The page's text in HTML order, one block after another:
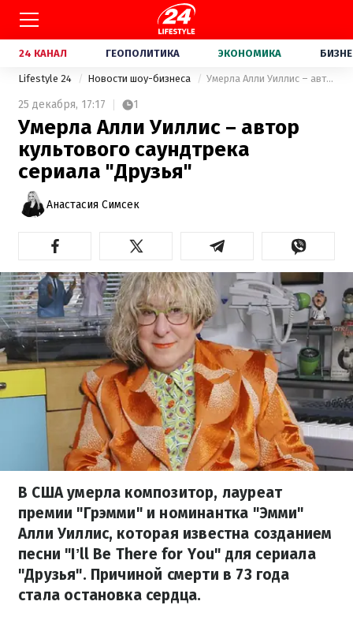
24 КАНАЛ ГЕОПОЛИТИКА ЭКОНОМИКА
Lifestyle 24 Новости шоу-бизнеса Умерла Алли Уиллис – автор культового саундтрека сериала "Друзья"
25 декабря, 17:17 1
Умерла Алли Уиллис – автор
культового саундтрека
сериала "Друзья"
Анастасия Симсек
В США умерла композитор, лауреат
премии "Грэмми" и номинантка "Эмми"
Алли Уиллис, которая известна созданием
песни "Iʼll Be There for You" для сериала
"Друзья". Причиной смерти в 73 года
стала остановка сердца.